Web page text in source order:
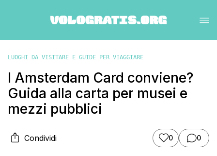
LUOGHI DA VISITARE E GUIDE PER VIAGGIARE
I Amsterdam Card conviene?
Guida alla carta per musei e
mezzi pubblici
Condividi 0 0